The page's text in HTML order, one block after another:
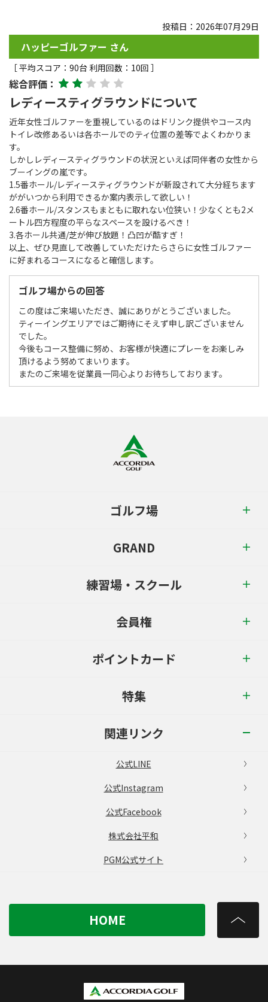
ハッピーゴルファー さん
［ 平均スコア：90台 利用回数：10回 ］
投稿日：2026年07月29日
総合評価：
レディースティグラウンドについて
近年女性ゴルファーを重視しているのはドリンク提供やコース内
トイレ改修あるいは各ホールでのティ位置の差等でよくわかりま
す。
しかしレディースティグラウンドの状況といえば同伴者の女性から
ブーイングの嵐です。
1.5番ホール/レディースティグラウンドが新設されて大分経ちます
ががいつから利用できるか案内表示して欲しい！
2.6番ホール/スタンスもまともに取れない位狭い！少なくとも2メ
ートル四方程度の平らなスペースを設けるべき！
3.各ホール共通/芝が伸び放題！凸凹が酷すぎ！
以上、ぜひ見直して改善していただけたらさらに女性ゴルファー
に好まれるコースになると確信します。
ゴルフ場からの回答
この度はご来場いただき、誠にありがとうございました。
ティーイングエリアではご期待にそえず申し訳ございません
でした。
今後もコース整備に努め、お客様が快適にプレーをお楽しみ
頂けるよう努めてまいります。
またのご来場を従業員一同心よりお待ちしております。
ゴルフ場
GRAND
練習場・スクール
会員権
ポイントカード
特集
関連リンク
公式LINE
公式Instagram
公式Facebook
株式会社平和
PGM公式サイト
HOME